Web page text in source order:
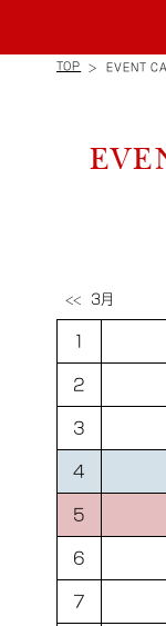
TOP EVENT
<< 3月
2
3
4
5
6
7